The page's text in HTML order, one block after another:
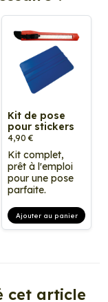
Kit de pose
pour stickers
4,90 €
Kit complet,
prêt à l'emploi
pour une pose
parfaite.
Ajouter au panier
cet article